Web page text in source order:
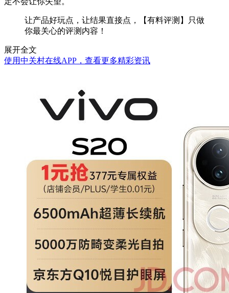
让产品好玩点，让结果直接点，【有料评测】只做
你最关心的评测内容！
展开全文
使用中关村在线APP，查看更多精彩资讯